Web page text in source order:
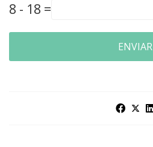
8 - 18 =
ENVIAR